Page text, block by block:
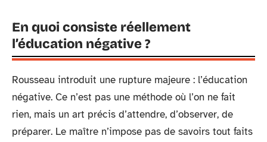
En quoi consiste réellement
l’éducation négative ?
Rousseau introduit une rupture majeure : l’éducation
négative. Ce n’est pas une méthode où l’on ne fait
rien, mais un art précis d’attendre, d’observer, de
préparer. Le maître n’impose pas de savoirs tout faits